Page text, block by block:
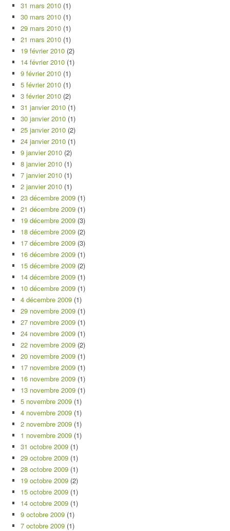
31 mars 2010 (1)
30 mars 2010 (1)
29 mars 2010 (1)
21 mars 2010 (1)
19 février 2010 (2)
14 février 2010 (1)
9 février 2010 (1)
5 février 2010 (1)
3 février 2010 (2)
31 janvier 2010 (1)
30 janvier 2010 (1)
25 janvier 2010 (2)
24 janvier 2010 (1)
9 janvier 2010 (2)
8 janvier 2010 (1)
7 janvier 2010 (1)
2 janvier 2010 (1)
23 décembre 2009 (1)
21 décembre 2009 (1)
19 décembre 2009 (3)
18 décembre 2009 (2)
17 décembre 2009 (3)
16 décembre 2009 (1)
15 décembre 2009 (2)
14 décembre 2009 (1)
10 décembre 2009 (1)
4 décembre 2009 (1)
29 novembre 2009 (1)
27 novembre 2009 (1)
24 novembre 2009 (1)
22 novembre 2009 (2)
20 novembre 2009 (1)
17 novembre 2009 (1)
16 novembre 2009 (1)
13 novembre 2009 (1)
5 novembre 2009 (1)
4 novembre 2009 (1)
2 novembre 2009 (1)
1 novembre 2009 (1)
31 octobre 2009 (1)
29 octobre 2009 (1)
28 octobre 2009 (1)
19 octobre 2009 (2)
15 octobre 2009 (1)
14 octobre 2009 (1)
9 octobre 2009 (1)
7 octobre 2009 (1)